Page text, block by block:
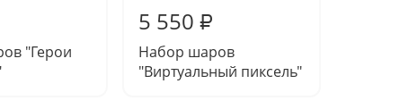
"Герои
5 550 ₽
Набор шаров
"Виртуальный пиксель"